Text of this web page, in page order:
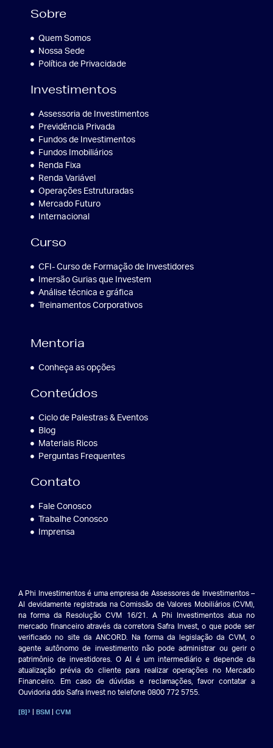
Sobre
Quem Somos
Nossa Sede
Política de Privacidade
Investimentos
Assessoria de Investimentos
Previdência Privada
Fundos de Investimentos
Fundos Imobiliários
Renda Fixa
Renda Variável
Operações Estruturadas
Mercado Futuro
Internacional
Curso
CFI- Curso de Formação de Investidores
Imersão Gurias que Investem
Análise técnica e gráfica
Treinamentos Corporativos
Mentoria
Conheça as opções
Conteúdos
Ciclo de Palestras & Eventos
Blog
Materiais Ricos
Perguntas Frequentes
Contato
Fale Conosco
Trabalhe Conosco
Imprensa
A Phi Investimentos é uma empresa de Assessores de Investimentos –
AI devidamente registrada na Comissão de Valores Mobiliários (CVM),
na forma da Resolução CVM 16/21. A Phi Investimentos atua no
mercado financeiro através da corretora Safra Invest, o que pode ser
verificado no site da ANCORD. Na forma da legislação da CVM, o
agente autônomo de investimento não pode administrar ou gerir o
patrimônio de investidores. O AI é um intermediário e depende da
atualização prévia do cliente para realizar operações no Mercado
Financeiro. Em caso de dúvidas e reclamações, favor contatar a
Ouvidoria ddo Safra Invest no telefone 0800 772 5755.
[B]³ BSM CVM